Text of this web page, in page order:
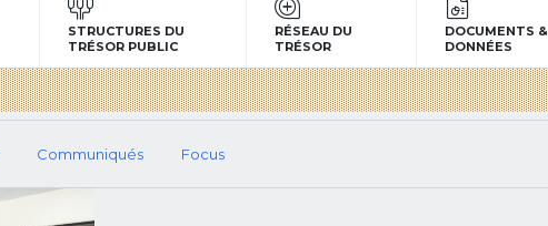
STRUCTURES DU
TRÉSOR PUBLIC
RÉSEAU DU
TRÉSOR
DOCUMENTS &
DONNÉES
Communiqués Focus